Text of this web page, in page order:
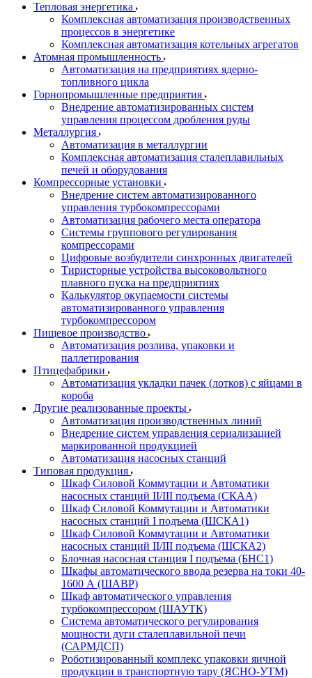
Тепловая энергетика
Комплексная автоматизация производственных
процессов в энергетике
Комплексная автоматизация котельных агрегатов
Атомная промышленность
Автоматизация на предприятиях ядерно-
топливного цикла
Горнопромышленные предприятия
Внедрение автоматизированных систем
управления процессом дробления руды
Металлургия
Автоматизация в металлургии
Комплексная автоматизация сталеплавильных
печей и оборудования
Компрессорные установки
Внедрение систем автоматизированного
управления турбокомпрессорами
Автоматизация рабочего места оператора
Системы группового регулирования
компрессорами
Цифровые возбудители синхронных двигателей
Тиристорные устройства высоковольтного
плавного пуска на предприятиях
Калькулятор окупаемости системы
автоматизированного управления
турбокомпрессором
Пищевое производство
Автоматизация розлива, упаковки и
паллетирования
Птицефабрики
Автоматизация укладки пачек (лотков) с яйцами в
короба
Другие реализованные проекты
Автоматизация производственных линий
Внедрение систем управления сериализацией
маркированной продукцией
Автоматизация насосных станций
Типовая продукция
Шкаф Силовой Коммутации и Автоматики
насосных станций II/III подъема (СКАА)
Шкаф Силовой Коммутации и Автоматики
насосных станций I подъема (ШСКА1)
Шкаф Силовой Коммутации и Автоматики
насосных станций II/III подъема (ШСКА2)
Блочная насосная станция I подъема (БНС1)
Шкафы автоматического ввода резерва на токи 40-
1600 А (ШАВР)
Шкаф автоматического управления
турбокомпрессором (ШАУТК)
Система автоматического регулирования
мощности дуги сталеплавильной печи
(САРМДСП)
Роботизированный комплекс упаковки яичной
продукции в транспортную тару (ЯСНО-УТМ)